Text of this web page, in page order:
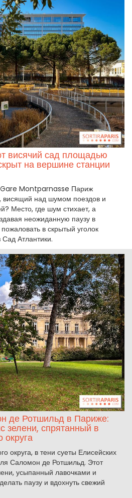
висячий сад площадью
на вершине станции
Gare Montparnasse Париж
висящий над шумом поездов и
Место, где шум стихает, а
неожиданную паузу в
в скрытый уголок
Атлантики.
де Ротшильд в Париже:
зелени, спрятанный в
округа, в тени суеты Елисейских
Саломон де Ротшильд. Этот
усыпанный лавочками и
паузу и вдохнуть свежий